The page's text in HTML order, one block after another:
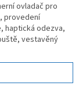
ovladač pro
provedení
haptická odezva,
vestavěný
panel,...